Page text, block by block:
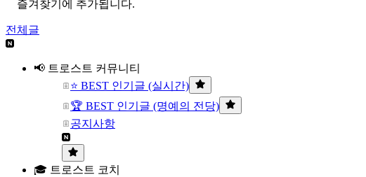
즐겨찾기에 추가됩니다.
전체글
📢 트로스트 커뮤니티
⭐ BEST 인기글 (실시간)
🏆 BEST 인기글 (명예의 전당)
공지사항
🎓 트로스트 코치